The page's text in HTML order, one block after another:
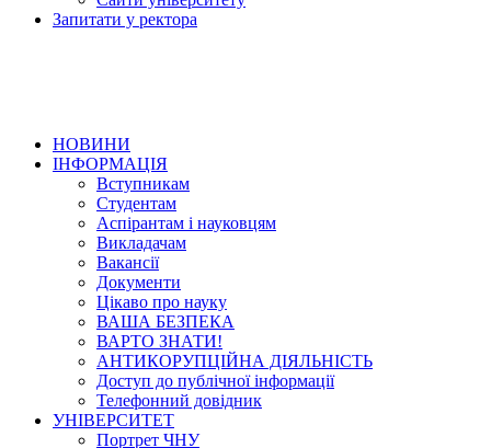
Запитати у ректора
НОВИНИ
ІНФОРМАЦІЯ
Вступникам
Студентам
Аспірантам і науковцям
Викладачам
Вакансії
Документи
Цікаво про науку
ВАША БЕЗПЕКА
ВАРТО ЗНАТИ!
АНТИКОРУПЦІЙНА ДІЯЛЬНІСТЬ
Доступ до публічної інформації
Телефонний довідник
УНІВЕРСИТЕТ
Портрет ЧНУ